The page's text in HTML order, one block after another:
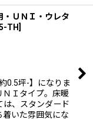
・ＵＮＩ・ウレタ
TH
0.5坪-】になりま
ＮＩタイプ。床暖
は、スタンダード
着いた雰囲気にな